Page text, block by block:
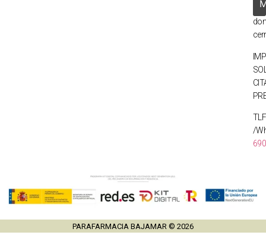
TLF
/
PARAFARMACIA BAJAMAR © 2026